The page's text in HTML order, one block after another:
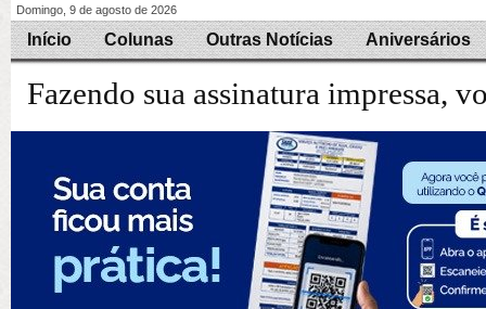
Domingo, 9 de agosto de 2026
Início Colunas Outras Notícias Aniversários
Fazendo sua assinatura impressa,